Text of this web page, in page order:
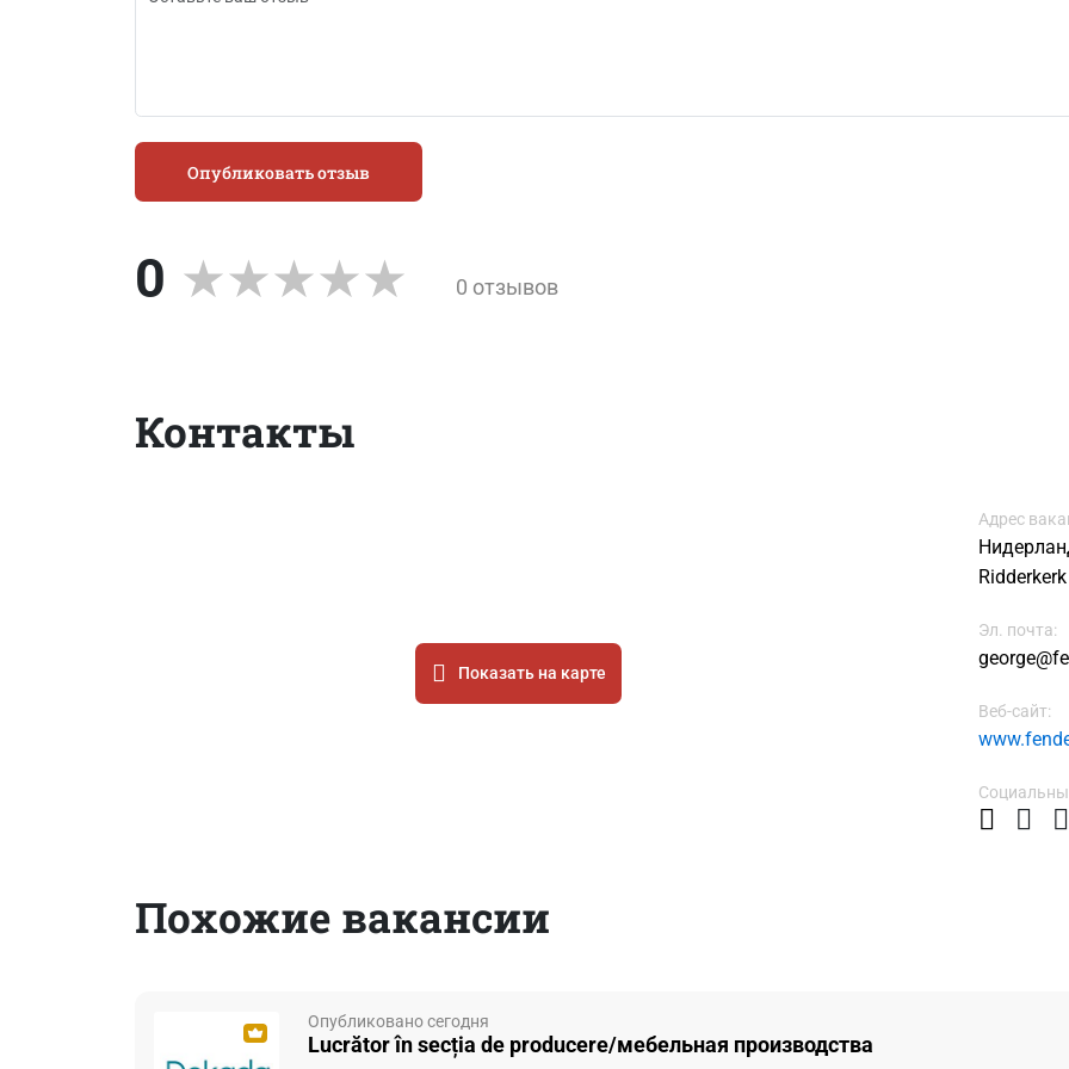
Опубликовать отзыв
0 0 отзывов
Контакты
Показать на карте
Адрес
Ridderkerk
Эл. почта:
Веб-сайт:
Похожие вакансии
Опубликовано сегодня
Lucrător în secția de producere/мебельная производства